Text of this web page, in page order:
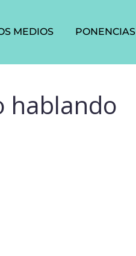
MEDIOS PONENCIAS
hablando